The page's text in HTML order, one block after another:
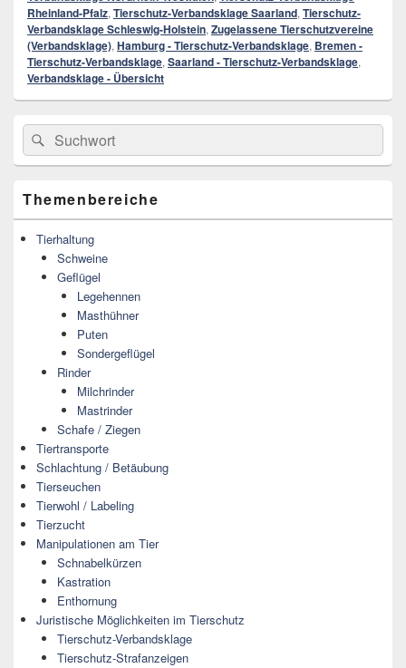
Rheinland-Pfalz, Tierschutz-Verbandsklage Saarland, Tierschutz-
Verbandsklage Schleswig-Holstein, Zugelassene Tierschutzvereine
(Verbandsklage), Hamburg - Tierschutz-Verbandsklage, Bremen -
Tierschutz-Verbandsklage, Saarland - Tierschutz-Verbandsklage,
Verbandsklage - Übersicht
Primärer
Seitenleisten
Widget-
Bereich
Search
for:
Suche
Themenbereiche
Tierhaltung
Schweine
Geflügel
Legehennen
Masthühner
Puten
Sondergeflügel
Rinder
Milchrinder
Mastrinder
Schafe / Ziegen
Tiertransporte
Schlachtung / Betäubung
Tierseuchen
Tierwohl / Labeling
Tierzucht
Manipulationen am Tier
Schnabelkürzen
Kastration
Enthornung
Juristische Möglichkeiten im Tierschutz
Tierschutz-Verbandsklage
Tierschutz-Strafanzeigen